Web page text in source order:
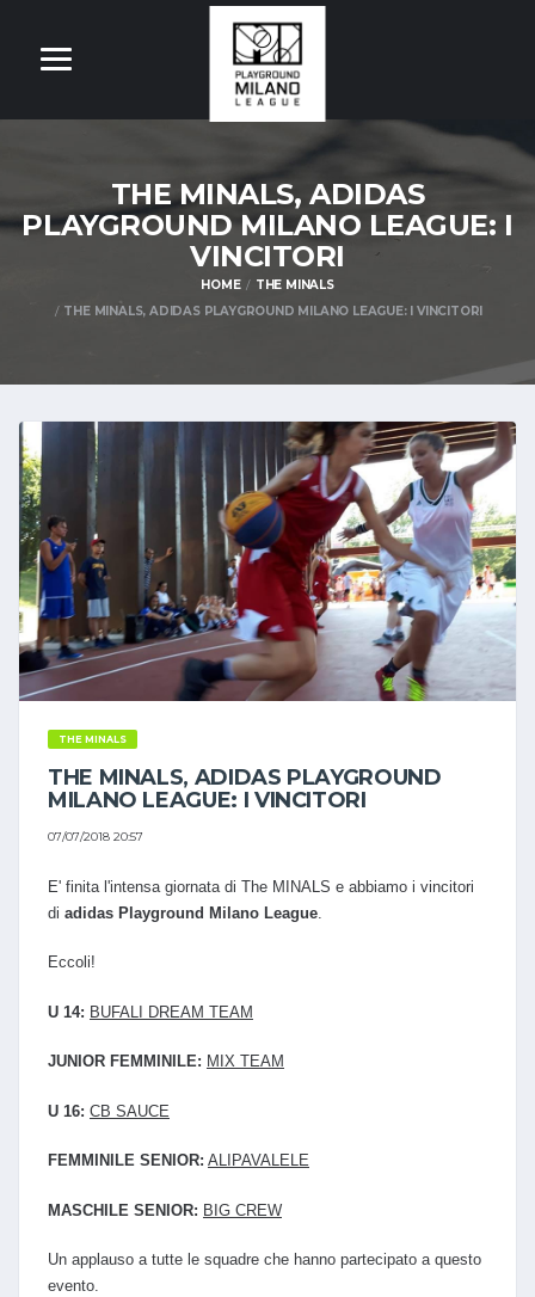
THE MINALS, ADIDAS
PLAYGROUND MILANO LEAGUE: I
VINCITORI
HOME
THE MINALS
THE MINALS, ADIDAS PLAYGROUND MILANO LEAGUE: I VINCITORI
THE MINALS
THE MINALS, ADIDAS PLAYGROUND
MILANO LEAGUE: I VINCITORI
07/07/2018 20:57
E' finita l'intensa giornata di The MINALS e abbiamo i vincitori
di adidas Playground Milano League
Eccoli!
U 14: BUFALI DREAM TEAM
JUNIOR FEMMINILE: MIX TEAM
U 16: CB SAUCE
FEMMINILE SENIOR: ALIPAVALELE
MASCHILE SENIOR: BIG CREW
Un applauso a tutte le squadre che hanno partecipato a questo
evento.